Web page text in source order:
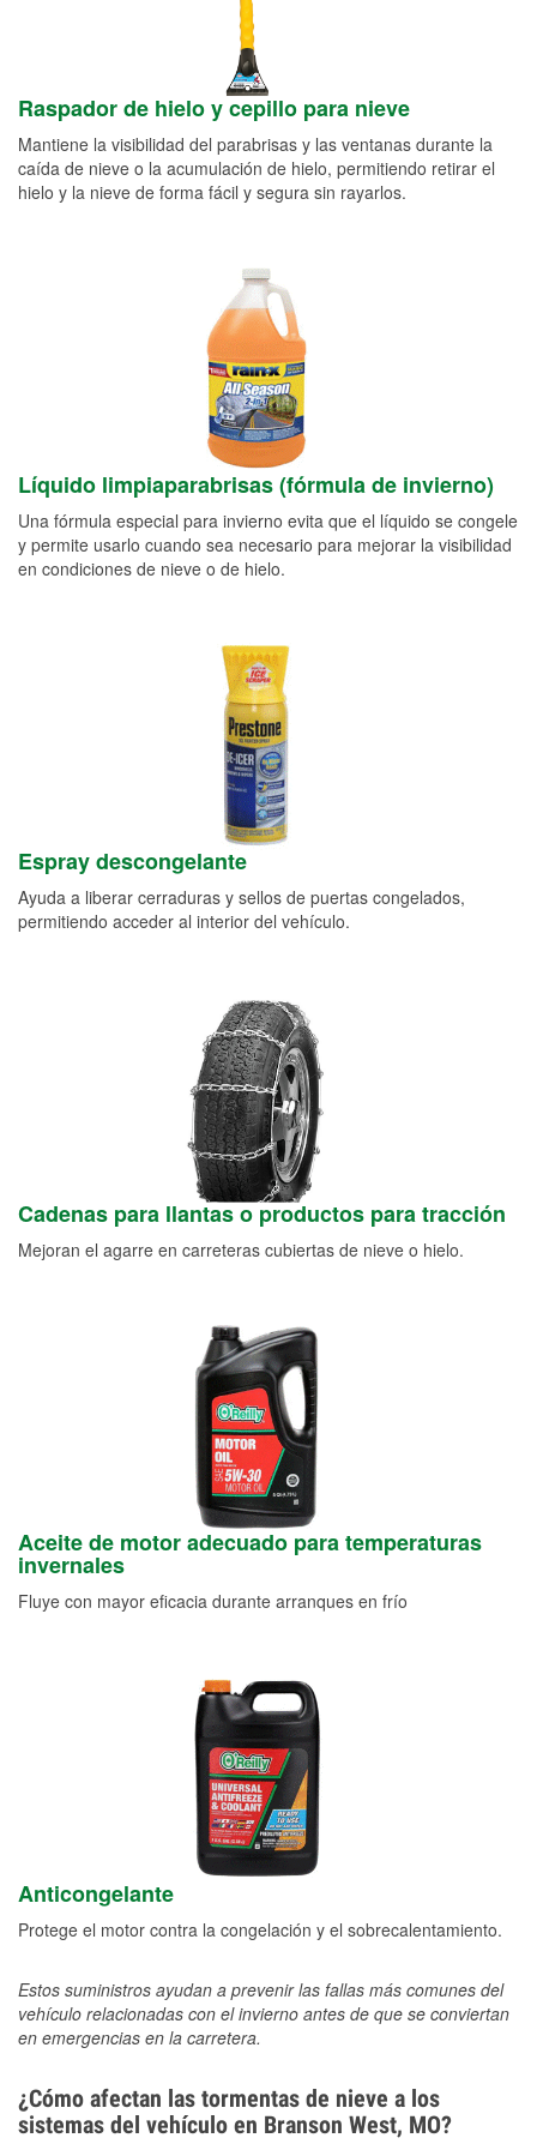
Raspador de hielo y cepillo para nieve
Mantiene la visibilidad del parabrisas y las ventanas durante la
caída de nieve o la acumulación de hielo, permitiendo retirar el
hielo y la nieve de forma fácil y segura sin rayarlos.
Líquido limpiaparabrisas (fórmula de invierno)
Una fórmula especial para invierno evita que el líquido se congele
y permite usarlo cuando sea necesario para mejorar la visibilidad
en condiciones de nieve o de hielo.
Espray descongelante
Ayuda a liberar cerraduras y sellos de puertas congelados,
permitiendo acceder al interior del vehículo.
Cadenas para llantas o productos para tracción
Mejoran el agarre en carreteras cubiertas de nieve o hielo.
Aceite de motor adecuado para temperaturas
invernales
Fluye con mayor eficacia durante arranques en frío
Anticongelante
Protege el motor contra la congelación y el sobrecalentamiento.
Estos suministros ayudan a prevenir las fallas más comunes del
vehículo relacionadas con el invierno antes de que se conviertan
en emergencias en la carretera.
¿Cómo afectan las tormentas de nieve a los
sistemas del vehículo en Branson West, MO?